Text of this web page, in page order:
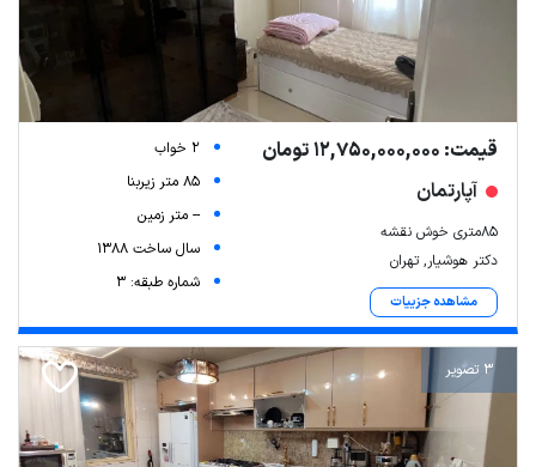
قیمت: 12,750,000,000 تومان
آپارتمان
۸۵متری خوش نقشه
دکتر هوشیار, تهران
مشاهده جزییات
2 خواب
85 متر زیربنا
-- متر زمین
سال ساخت 1388
شماره طبقه: 3
3 تصویر